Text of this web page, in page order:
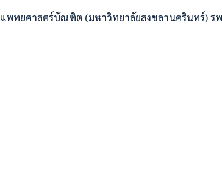
แพทยศาสตร์บัณฑิต (มหาวิทยาลัยสงขลานครินทร์) ร